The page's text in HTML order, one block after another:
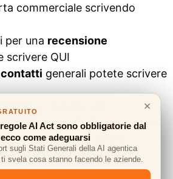
commerciale scrivendo
per una recensione
scrivere QUI
contatti generali potete scrivere
all’interno del
“Copyright 2024” non sono
in nessuna forma,
citati inserendo un link
viamail.
×
AI Act sono obbligatorie dal
come adeguarsi
sugli Stati Generali della AI agentica
svela cosa stanno facendo le aziende.